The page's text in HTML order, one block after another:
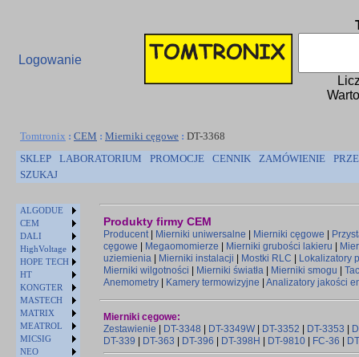
Logowanie
Tomtronix : CEM : Mierniki cęgowe : DT-3368
SKLEP
LABORATORIUM PROMOCJE CENNIK ZAMÓWIENIE
SZUKAJ
ALGODUE
CEM
DALI
HighVoltage
HOPE TECH
HT
KONGTER
MASTECH
MATRIX
MEATROL
MICSIG
NEO
Produkty firmy CEM
Producent| Mierniki uniwersalne Mierniki cęgowe
cęgowe
Megaomomierze Mierniki grubości lakieru
uziemienia
Mierniki instalacji Mostki RLC
Lokalizatory
Mierniki wilgotności
Mierniki światła Mierniki smogu
Anemometry
Kamery termowizyjne Analizatory jakości
Mierniki cęgowe:
Zestawienie
DT-3348 DT-3349W DT-3352 DT-3353
DT-339
DT-363 DT-396 DT-398H DT-9810 FC-36